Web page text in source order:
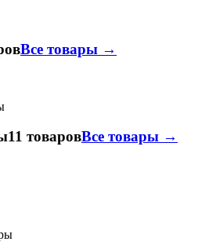
Все товары →
11 товаровВсе товары →